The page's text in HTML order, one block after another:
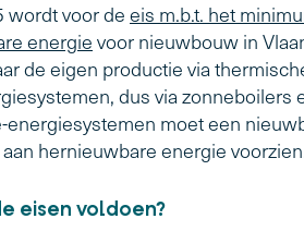
wordt voor de eis m.b.t. het
energie voor nieuwbouw in
de eigen productie via
dus via zonneboilers
energiesystemen moet een
hernieuwbare energie
eisen voldoen?